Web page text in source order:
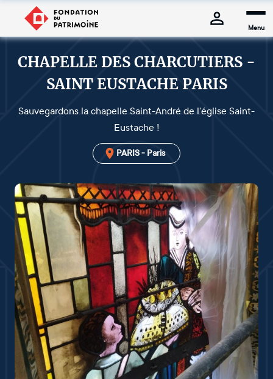
Menu
CHAPELLE DES CHARCUTIERS -
SAINT EUSTACHE PARIS
Sauvegardons la chapelle Saint-André de l'église Saint-
Eustache !
PARIS - Paris